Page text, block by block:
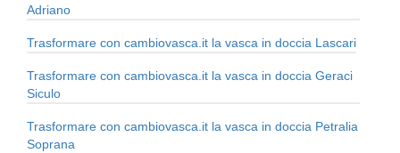
Adriano
Trasformare con cambiovasca.it la vasca in doccia Lascari
Trasformare con cambiovasca.it la vasca in doccia Geraci
Siculo
Trasformare con cambiovasca.it la vasca in doccia Petralia
Soprana